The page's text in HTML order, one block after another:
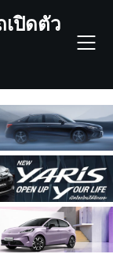
ปิดตัว